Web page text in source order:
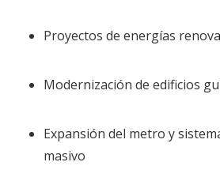
Proyectos de energías
Modernización de edificios
Expansión del metro y
masivo